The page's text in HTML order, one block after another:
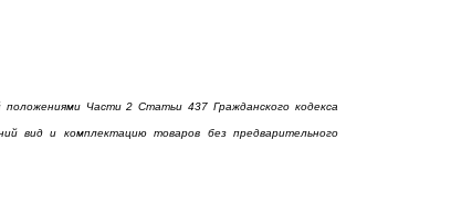
Части 2 Статьи 437 Гражданского кодекса
вид и комплектацию товаров без предварительного